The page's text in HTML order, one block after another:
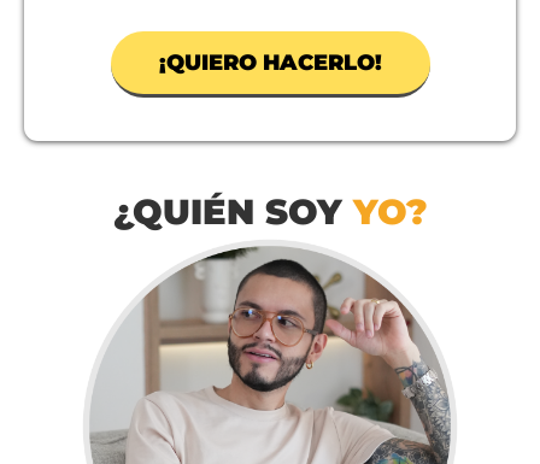
¡QUIERO HACERLO!
¿QUIÉN SOYYO?